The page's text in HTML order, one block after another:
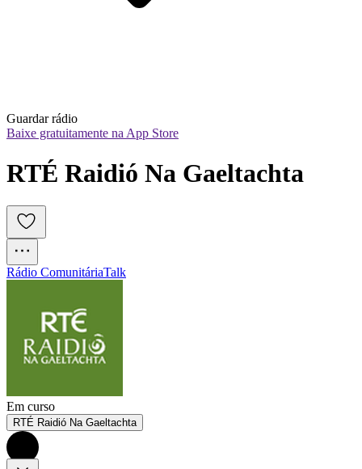
Guardar rádio
Baixe gratuitamente na App Store
RTÉ Raidió Na Gaeltachta
Rádio ComunitáriaTalk
Em curso
RTÉ Raidió Na Gaeltachta